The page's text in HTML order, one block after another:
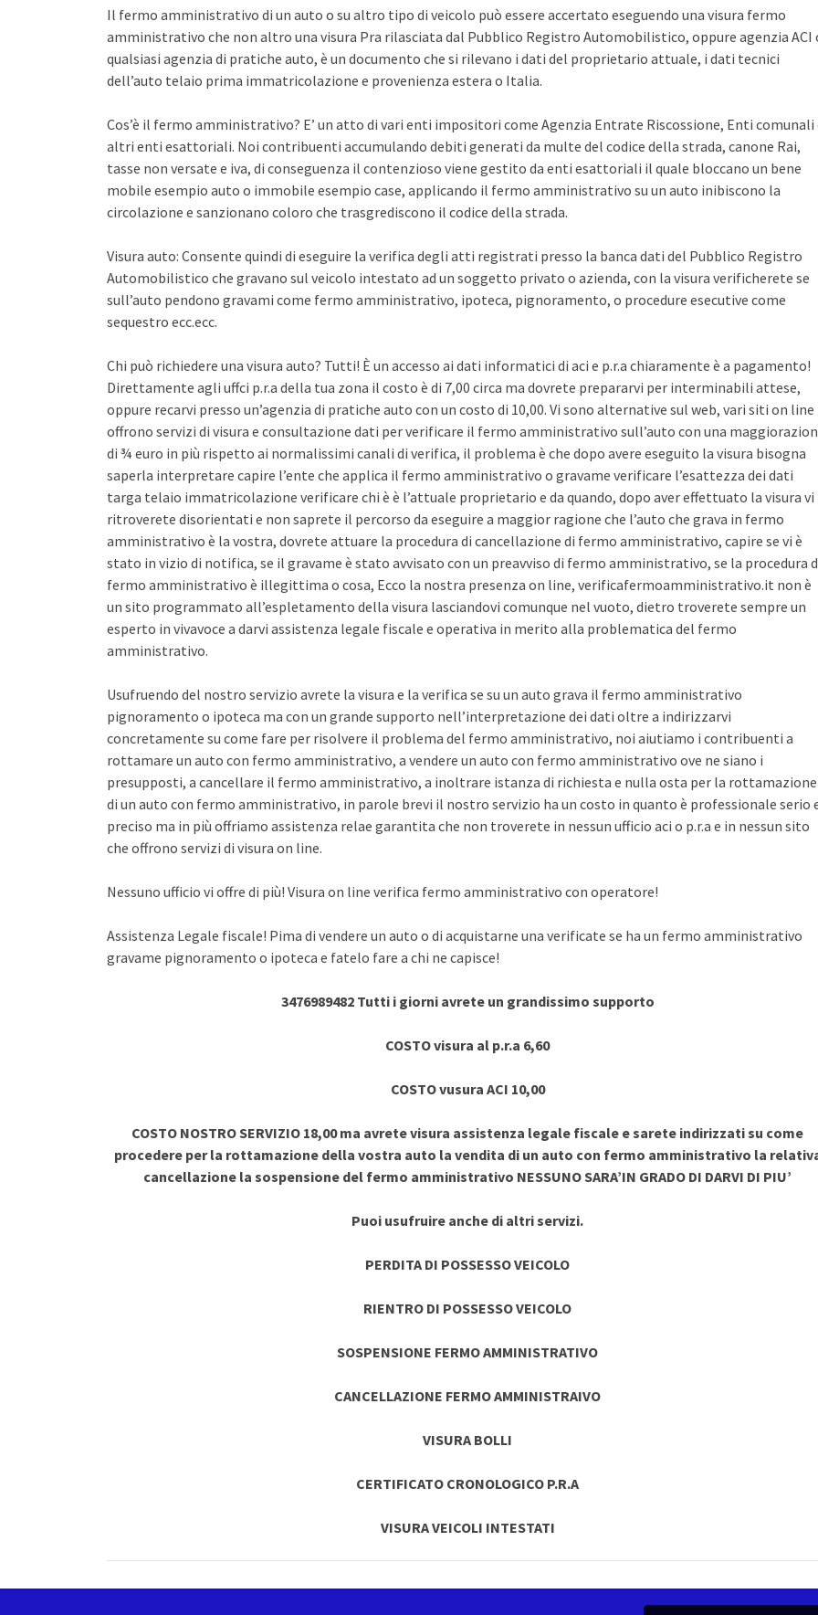
Il fermo amministrativo di un auto o su altro tipo di veicolo può essere accertato eseguendo una visura fermo
amministrativo che non altro una visura Pra rilasciata dal Pubblico Registro Automobilistico, oppure agenzia ACI
qualsiasi agenzia di pratiche auto, è un documento che si rilevano i dati del proprietario attuale, i dati tecnici
dell’auto telaio prima immatricolazione e provenienza estera o Italia.
Cos’è il fermo amministrativo? E’ un atto di vari enti impositori come Agenzia Entrate Riscossione, Enti comunali
altri enti esattoriali. Noi contribuenti accumulando debiti generati da multe del codice della strada, canone Rai,
tasse non versate e iva, di conseguenza il contenzioso viene gestito da enti esattoriali il quale bloccano un bene
mobile esempio auto o immobile esempio case, applicando il fermo amministrativo su un auto inibiscono la
circolazione e sanzionano coloro che trasgrediscono il codice della strada.
Visura auto: Consente quindi di eseguire la verifica degli atti registrati presso la banca dati del Pubblico Registro
Automobilistico che gravano sul veicolo intestato ad un soggetto privato o azienda, con la visura verificherete se
sull’auto pendono gravami come fermo amministrativo, ipoteca, pignoramento, o procedure esecutive come
sequestro ecc.ecc.
Chi può richiedere una visura auto? Tutti! È un accesso ai dati informatici di aci e p.r.a chiaramente è a pagamento!
Direttamente agli uffci p.r.a della tua zona il costo è di 7,00 circa ma dovrete prepararvi per interminabili attese,
oppure recarvi presso un’agenzia di pratiche auto con un costo di 10,00. Vi sono alternative sul web, vari siti on line
offrono servizi di visura e consultazione dati per verificare il fermo amministrativo sull’auto con una
di ¾ euro in più rispetto ai normalissimi canali di verifica, il problema è che dopo avere eseguito la visura bisogna
saperla interpretare capire l’ente che applica il fermo amministrativo o gravame verificare l’esattezza dei dati
targa telaio immatricolazione verificare chi è è l’attuale proprietario e da quando, dopo aver effettuato la visura vi
ritroverete disorientati e non saprete il percorso da eseguire a maggior ragione che l’auto che grava in fermo
amministrativo è la vostra, dovrete attuare la procedura di cancellazione di fermo amministrativo, capire se vi è
stato in vizio di notifica, se il gravame è stato avvisato con un preavviso di fermo amministrativo, se la procedura
fermo amministrativo è illegittima o cosa, Ecco la nostra presenza on line, verificafermoamministrativo.it non è
un sito programmato all’espletamento della visura lasciandovi comunque nel vuoto, dietro troverete sempre un
esperto in vivavoce a darvi assistenza legale fiscale e operativa in merito alla problematica del fermo
amministrativo.
Usufruendo del nostro servizio avrete la visura e la verifica se su un auto grava il fermo amministrativo
pignoramento o ipoteca ma con un grande supporto nell’interpretazione dei dati oltre a indirizzarvi
concretamente su come fare per risolvere il problema del fermo amministrativo, noi aiutiamo i contribuenti a
rottamare un auto con fermo amministrativo, a vendere un auto con fermo amministrativo ove ne siano i
presupposti, a cancellare il fermo amministrativo, a inoltrare istanza di richiesta e nulla osta per la rottamazione
di un auto con fermo amministrativo, in parole brevi il nostro servizio ha un costo in quanto è professionale serio
preciso ma in più offriamo assistenza relae garantita che non troverete in nessun ufficio aci o p.r.a e in nessun sito
che offrono servizi di visura on line.
Nessuno ufficio vi offre di più! Visura on line verifica fermo amministrativo con operatore!
Assistenza Legale fiscale! Pima di vendere un auto o di acquistarne una verificate se ha un fermo amministrativo
gravame pignoramento o ipoteca e fatelo fare a chi ne capisce!
3476989482 Tutti i giorni avrete un grandissimo supporto
COSTO visura al p.r.a 6,60
COSTO vusura ACI 10,00
COSTO NOSTRO SERVIZIO 18,00 ma avrete visura assistenza legale fiscale e sarete indirizzati su come
procedere per la rottamazione della vostra auto la vendita di un auto con fermo amministrativo la
cancellazione la sospensione del fermo amministrativo NESSUNO SARA’IN GRADO DI DARVI DI PIU’
Puoi usufruire anche di altri servizi.
PERDITA DI POSSESSO VEICOLO
RIENTRO DI POSSESSO VEICOLO
SOSPENSIONE FERMO AMMINISTRATIVO
CANCELLAZIONE FERMO AMMINISTRAIVO
VISURA BOLLI
CERTIFICATO CRONOLOGICO P.R.A
VISURA VEICOLI INTESTATI